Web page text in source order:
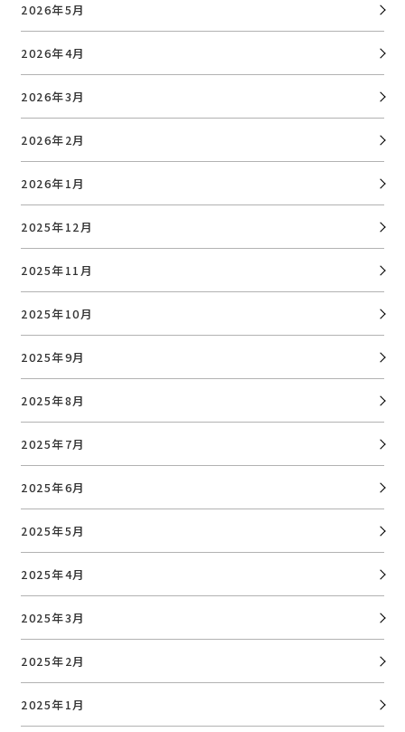
2026年5月
2026年4月
2026年3月
2026年2月
2026年1月
2025年12月
2025年11月
2025年10月
2025年9月
2025年8月
2025年7月
2025年6月
2025年5月
2025年4月
2025年3月
2025年2月
2025年1月